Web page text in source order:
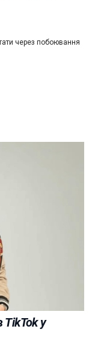
через побоювання
TikTok у